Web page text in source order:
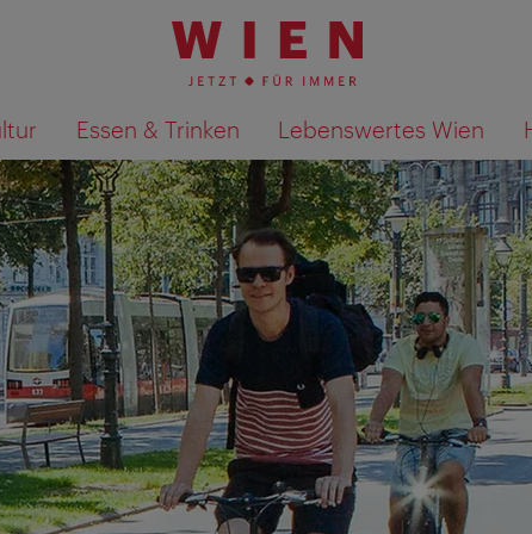
Essen & Trinken Lebenswertes Wien
Suchergebnisse auf Karte